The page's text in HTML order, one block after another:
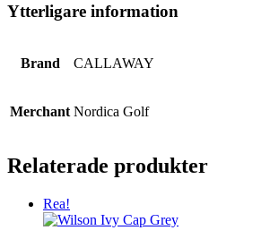
Ytterligare information
Brand CALLAWAY
Merchant Nordica Golf
Relaterade produkter
Rea!